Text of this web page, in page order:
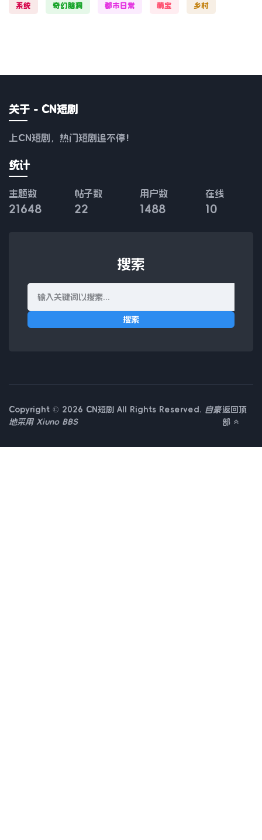
系统 奇幻脑洞 都市日常 萌宝 乡村
关于 - CN短剧
上CN短剧，热门短剧追不停！
统计
主题数
21648
帖子数
22
用户数
1488
在线
10
搜索
搜索
Copyright © 2026 CN短剧 All Rights Reserved. 自豪
地采用 Xiuno BBS
返回顶
部